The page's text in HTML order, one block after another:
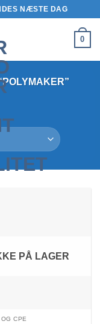
NÆSTE DAG
0
PÅ LAGER
CPE